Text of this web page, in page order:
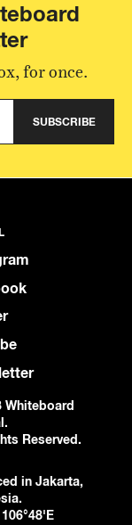
for once.
SUBSCRIBE
Whiteboard
Reserved.
in Jakarta,